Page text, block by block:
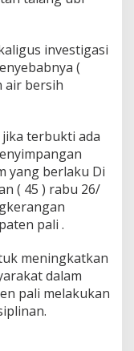
investigasi
(
air bersih
terbukti ada
yang berlaku Di
( 45 ) rabu 26/
pali .
meningkatkan
dalam
pali melakukan